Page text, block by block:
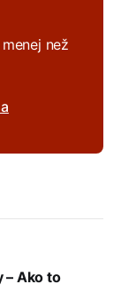
než
– Ako to